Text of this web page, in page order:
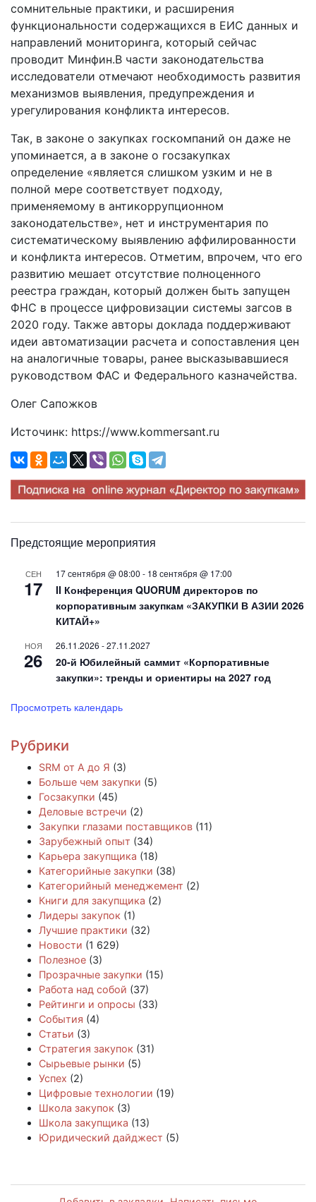
сомнительные практики, и расширения
функциональности содержащихся в ЕИС данных и
направлений мониторинга, который сейчас
проводит Минфин.В части законодательства
исследователи отмечают необходимость развития
механизмов выявления, предупреждения и
урегулирования конфликта интересов.
Так, в законе о закупках госкомпаний он даже не
упоминается, а в законе о госзакупках
определение «является слишком узким и не в
полной мере соответствует подходу,
применяемому в антикоррупционном
законодательстве», нет и инструментария по
систематическому выявлению аффилированности
и конфликта интересов. Отметим, впрочем, что его
развитию мешает отсутствие полноценного
реестра граждан, который должен быть запущен
ФНС в процессе цифровизации системы загсов в
2020 году. Также авторы доклада поддерживают
идеи автоматизации расчета и сопоставления цен
на аналогичные товары, ранее высказывавшиеся
руководством ФАС и Федерального казначейства.
Олег Сапожков
Источинк: https://www.kommersant.ru
Предстоящие мероприятия
СЕН
17
17 сентября @ 08:00 - 18 сентября @ 17:00
II Конференция QUORUM директоров по
корпоративным закупкам «ЗАКУПКИ В АЗИИ 2026
КИТАЙ+»
НОЯ
26
26.11.2026 -27.11.2027
20-й Юбилейный саммит «Корпоративные
закупки»: тренды и ориентиры на 2027 год
Просмотреть календарь
Рубрики
SRM от А до Я (3)
Больше чем закупки (5)
Госзакупки (45)
Деловые встречи (2)
Закупки глазами поставщиков (11)
Зарубежный опыт (34)
Карьера закупщика (18)
Категорийные закупки (38)
Категорийный менеджемент (2)
Книги для закупщика (2)
Лидеры закупок (1)
Лучшие практики (32)
Новости (1 629)
Полезное (3)
Прозрачные закупки (15)
Работа над собой (37)
Рейтинги и опросы (33)
События (4)
Статьи (3)
Стратегия закупок (31)
Сырьевые рынки (5)
Успех (2)
Цифровые технологии (19)
Школа закупок (3)
Школа закупщика (13)
Юридический дайджест (5)